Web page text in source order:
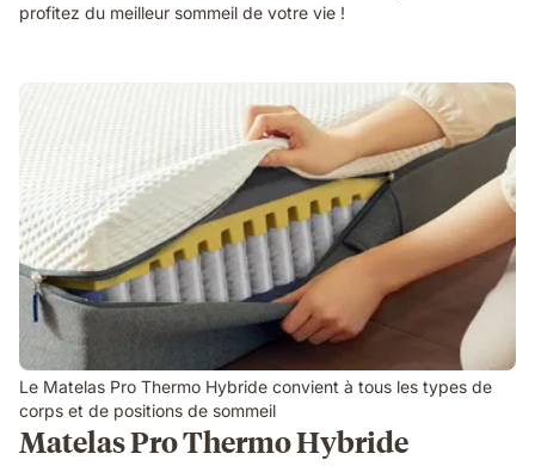
profitez du meilleur sommeil de votre vie !
Le Matelas Pro Thermo Hybride convient à tous les types de
corps et de positions de sommeil
Matelas Pro Thermo Hybride